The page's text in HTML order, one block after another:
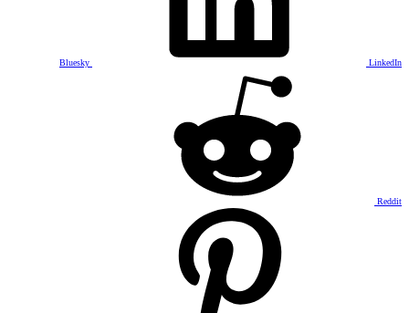
Bluesky LinkedIn
Reddit